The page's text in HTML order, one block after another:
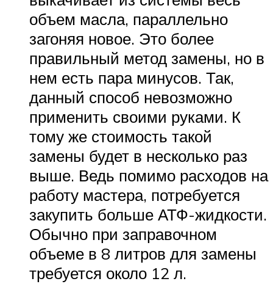
объем масла, параллельно
загоняя новое. Это более
правильный метод замены, но в
нем есть пара минусов. Так,
данный способ невозможно
применить своими руками. К
тому же стоимость такой
замены будет в несколько раз
выше. Ведь помимо расходов на
работу мастера, потребуется
закупить больше АТФ-жидкости.
Обычно при заправочном
объеме в 8 литров для замены
требуется около 12 л.